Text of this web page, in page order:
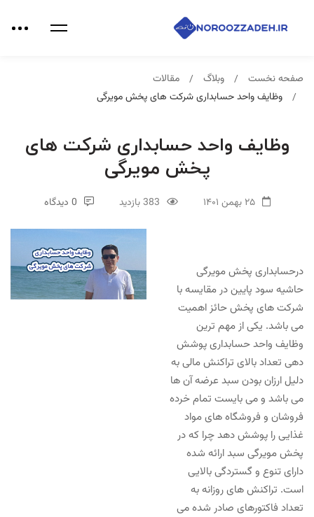
صفحه نخست وبلاگ
مقالات
وظایف واحد حسابداری شرکت های پخش مویرگی
وظایف واحد حسابداری شرکت های
پخش مویرگی
۲۵ بهمن ۱۴۰۱ 383 بازدید 0 دیدگاه
درحسابداری پخش مویرگی
حاشیه سود پایین در مقایسه با
شرکت های پخش حائز اهمیت
می باشد. یکی از مهم ترین
وظایف واحد حسابداری پوشش
دهی تعداد بالای تراکنش مالی به
دلیل ارزان بودن سبد عرضه آن ها
می باشد و می بایست تمام خرده
فروشان و فروشگاه های مواد
غذایی را پوشش دهد چرا که در
پخش مویرگی سبد ارائه شده
دارای تنوع و گستردگی بالایی
است. تراکنش های روزانه به
تعداد فاکتورهای صادر شده می